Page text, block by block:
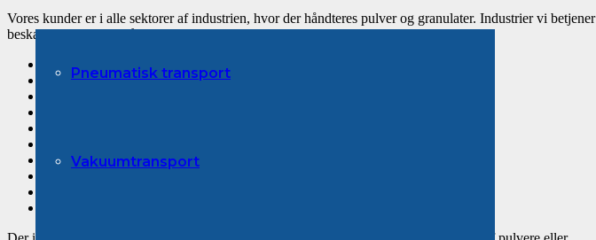
Pneumatisk transport
Vakuumtransport
Vores kunder er i alle sektorer af industrien, hvor der håndteres pulver og granulater. Industrier vi betjener
beskæftiger sig med håndtering, forædling eller produktion af:
Fødevarer
Konfekture
Mineraler